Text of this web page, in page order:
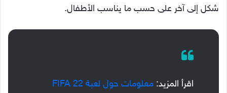
شكل إلى آخر على حسب ما يناسب الأطفال.
اقرأ المزيد:
معلومات حول لعبة FIFA 22